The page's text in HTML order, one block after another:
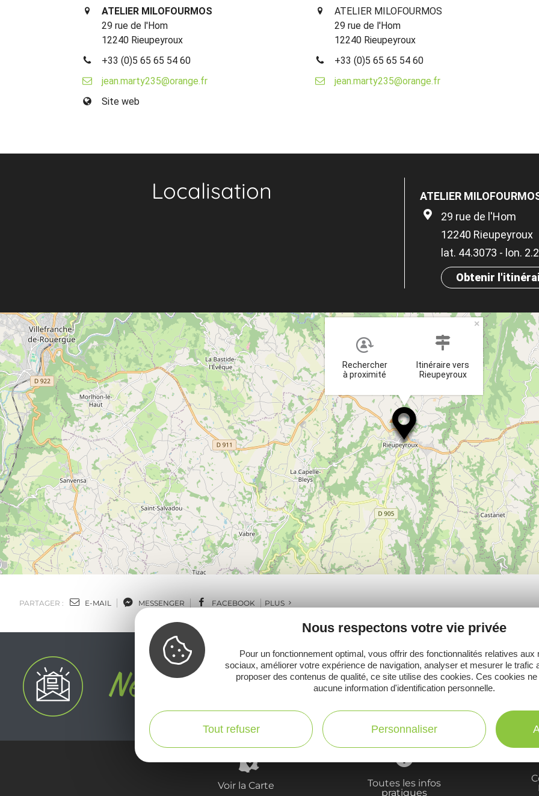
ATELIER MILOFOURMOS
29 rue de l'Hom
12240 Rieupeyroux
+33 (0)5 65 65 54 60
jean.marty235@orange.fr
Site web
ATELIER MILOFOURMOS
29 rue de l'Hom
12240 Rieupeyroux
+33 (0)5 65 65 54 60
jean.marty235@orange.fr
Localisation
ATELIER
29 rue de l'Hom
12240 Rieupeyroux
lat. 44.3073 - lon.
Obtenir
Rechercher
à proximité
Itinéraire vers
Rieupeyroux
×
PARTAGER : E-MAIL MESSENGER FACEBOOK PLUS
Ne manquez pas notre newsletter mensuelle
inspirer pour profiter pleinement de votre
Voir la Carte
Toutes les infos
pratiques
Nous respectons votre vie privée
Pour un fonctionnement optimal, vous offrir des fonctionnalités relatives aux
sociaux, améliorer votre expérience de navigation, analyser et mesurer le trafic
proposer des contenus de qualité, ce site utilise des cookies. Ces cookies
aucune information d'identification personnelle.
Tout refuser Personnaliser